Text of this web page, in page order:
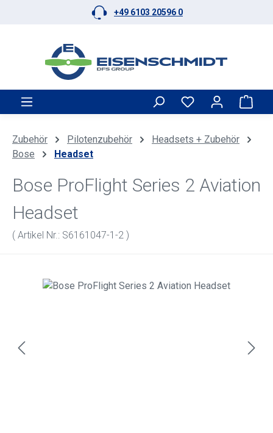
Zum Hauptinhalt springen+49 6103 20596 0
Zubehör Pilotenzubehör
Headsets + Zubehör
Bose
Headset
Bose ProFlight Series 2 Aviation
Headset
( Artikel Nr.: S6161047-1-2 )
Bildergalerie überspringen